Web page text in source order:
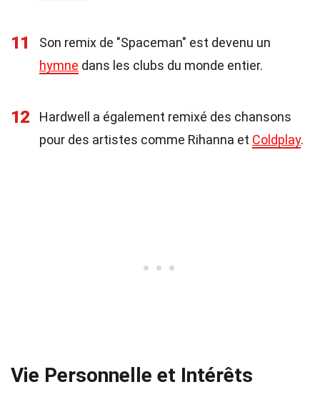
11
Son remix de "Spaceman" est devenu un
hymne dans les clubs du monde entier.
12
Hardwell a également remixé des chansons
pour des artistes comme Rihanna et Coldplay.
Vie Personnelle et Intérêts